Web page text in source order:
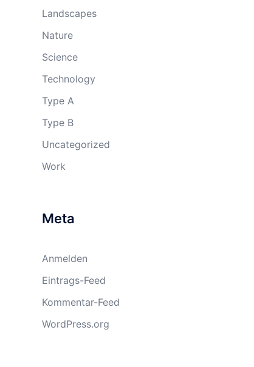
Landscapes
Nature
Science
Technology
Type A
Type B
Uncategorized
Work
Meta
Anmelden
Eintrags-Feed
Kommentar-Feed
WordPress.org